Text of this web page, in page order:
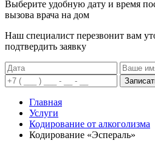
Выберите удобную дату и время
вызова врача на дом
Наш специалист перезвонит вам
подтвердить заявку
Главная
Услуги
Кодирование от алкоголизма
Кодирование «Эспераль»